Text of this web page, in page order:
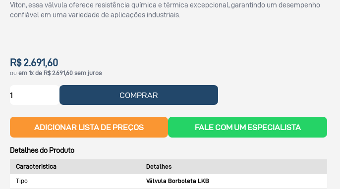
Viton, essa válvula oferece resistência química e térmica excepcional, garantindo um desempenho
confiável em uma variedade de aplicações industriais.
R$ 2.691,60
ouem 1x de R$ 2.691,60 sem juros
COMPRAR
ADICIONAR LISTA DE PREÇOS FALE COM UM ESPECIALISTA
Detalhes do Produto
Característica
Detalhes
Tipo
Válvula Borboleta LKB